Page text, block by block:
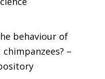
behaviour of
–